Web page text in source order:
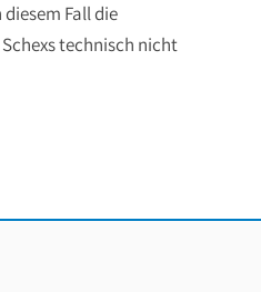
Fall die
technisch nicht